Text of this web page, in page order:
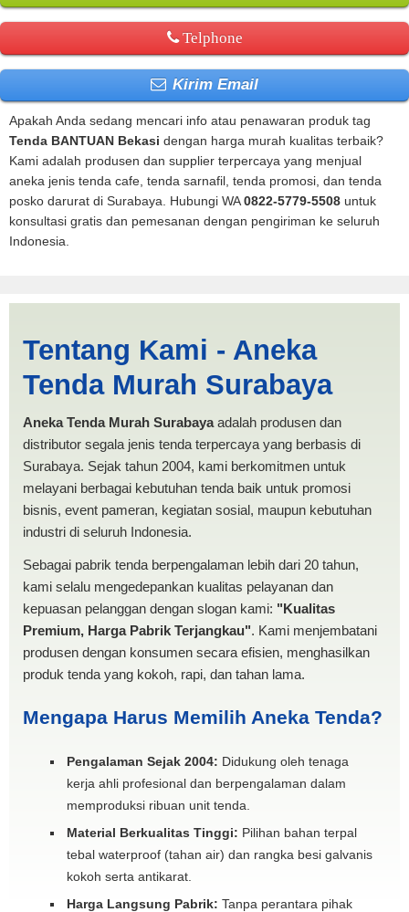
Telphone
Kirim Email
Apakah Anda sedang mencari info atau penawaran produk tag
Tenda BANTUAN Bekasi dengan harga murah kualitas terbaik?
Kami adalah produsen dan supplier terpercaya yang menjual
aneka jenis tenda cafe, tenda sarnafil, tenda promosi, dan tenda
posko darurat di Surabaya. Hubungi WA0822-5779-5508 untuk
konsultasi gratis dan pemesanan dengan pengiriman ke seluruh
Indonesia.
PRODUKSI ANEKA TENDA
MURAH
Tentang Kami - Aneka
Tenda Murah Surabaya
Aneka Tenda Murah Surabayaadalah produsen dan
distributor segala jenis tenda terpercaya yang berbasis di
Surabaya. Sejak tahun 2004, kami berkomitmen untuk
melayani berbagai kebutuhan tenda baik untuk promosi
bisnis, event pameran, kegiatan sosial, maupun kebutuhan
industri di seluruh Indonesia.
Sebagai pabrik tenda berpengalaman lebih dari 20 tahun,
kami selalu mengedepankan kualitas pelayanan dan
kepuasan pelanggan dengan slogan kami: "Kualitas
Premium, Harga Pabrik Terjangkau". Kami menjembatani
produsen dengan konsumen secara efisien, menghasilkan
produk tenda yang kokoh, rapi, dan tahan lama.
Mengapa Harus Memilih Aneka Tenda?
Pengalaman Sejak 2004: Didukung oleh tenaga
kerja ahli profesional dan berpengalaman dalam
memproduksi ribuan unit tenda.
Material Berkualitas Tinggi: Pilihan bahan terpal
tebal waterproof (tahan air) dan rangka besi galvanis
kokoh serta antikarat.
Harga Langsung Pabrik: Tanpa perantara pihak